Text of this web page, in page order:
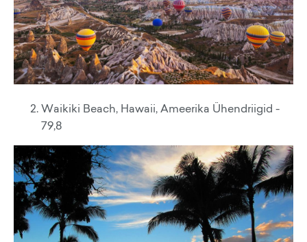
Waikiki Beach, Hawaii, Ameerika Ühendriigid -
79,8